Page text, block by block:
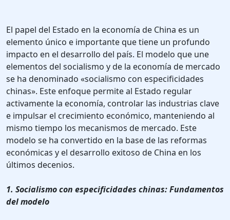
El papel del Estado en la economía de China es un
elemento único e importante que tiene un profundo
impacto en el desarrollo del país. El modelo que une
elementos del socialismo y de la economía de mercado
se ha denominado «socialismo con especificidades
chinas». Este enfoque permite al Estado regular
activamente la economía, controlar las industrias clave
e impulsar el crecimiento económico, manteniendo al
mismo tiempo los mecanismos de mercado. Este
modelo se ha convertido en la base de las reformas
económicas y el desarrollo exitoso de China en los
últimos decenios.
1. Socialismo con especificidades chinas: Fundamentos
del modelo